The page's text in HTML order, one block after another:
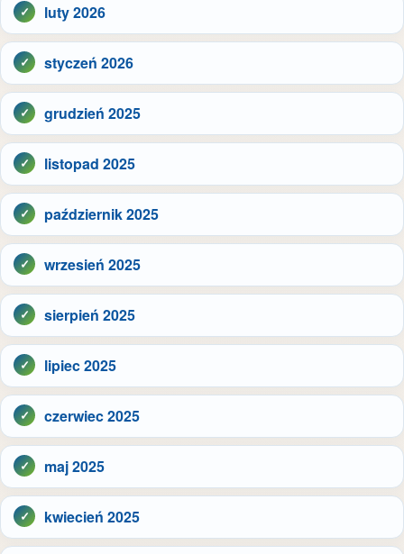
luty 2026
styczeń 2026
grudzień 2025
listopad 2025
październik 2025
wrzesień 2025
sierpień 2025
lipiec 2025
czerwiec 2025
maj 2025
kwiecień 2025